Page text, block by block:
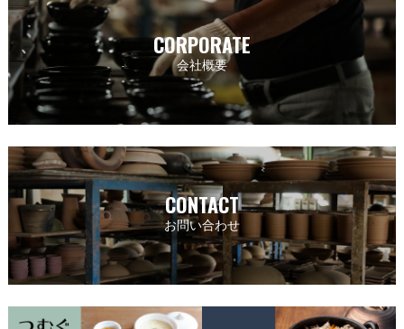
CORPORATE
会社概要
CONTACT
お問い合わせ